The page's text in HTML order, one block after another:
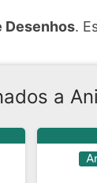
Desenhos.
a